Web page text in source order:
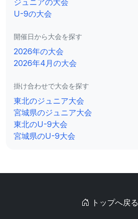
ジュニアの大会
U-9の大会
開催日から大会を探す
2026年の大会
2026年4月の大会
掛け合わせで大会を探す
東北のジュニア大会
宮城県のジュニア大会
東北のU-9大会
宮城県のU-9大会
トップへ戻る